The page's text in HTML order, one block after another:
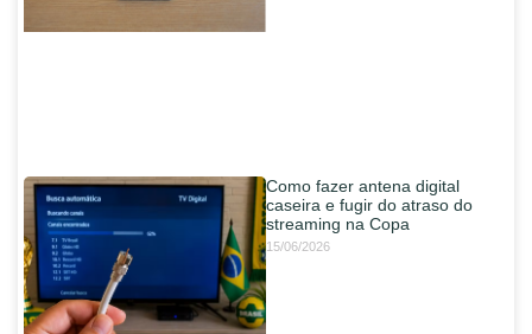
Como fazer antena digital
caseira e fugir do atraso do
streaming na Copa
15/06/2026